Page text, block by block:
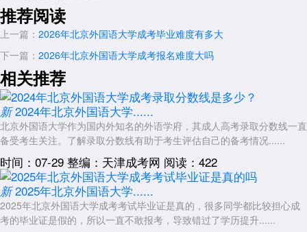
社会认可：成考学历被广泛认可，尤其在在职人士中，其“学历+经
验”的组合往往比单纯学历更具竞争力。
国际认可：成考学历在国外认可度较高，可用于出国留学申请。
四、对考生的建议
明确学历性质
若需全日制学历(如考研、考公中部分岗位明确要求全日制)，成考可
能无法满足需求;若仅需提升学历层次或获取专业资格，成考是务实选
结合职业规划选择专业
优先选择与职业相关的专业，如外语类、经管类等，以增强学历的实
用性和竞争力。
推荐阅读
上一篇： 2026年北京外国语大学成考毕业难度有多大
下一篇： 2026年北京外国语大学成考报名难度大吗
相关推荐
新 2024年北京外国语大学......
北京外国语大学作为国内外知名的外语学府，其成人高考录取分数线一直
备受考生关注。了解录取分数线有助于考生评估自己的备考情况......
时间：07-29 整编：天津成考网 阅读：422
新 2025年北京外国语大学......
2025年北京外国语大学成考考试毕业证是真的，很多同学都比较担心成
考的毕业证是假的，所以一直不敢报考，导致错过了学历提升......